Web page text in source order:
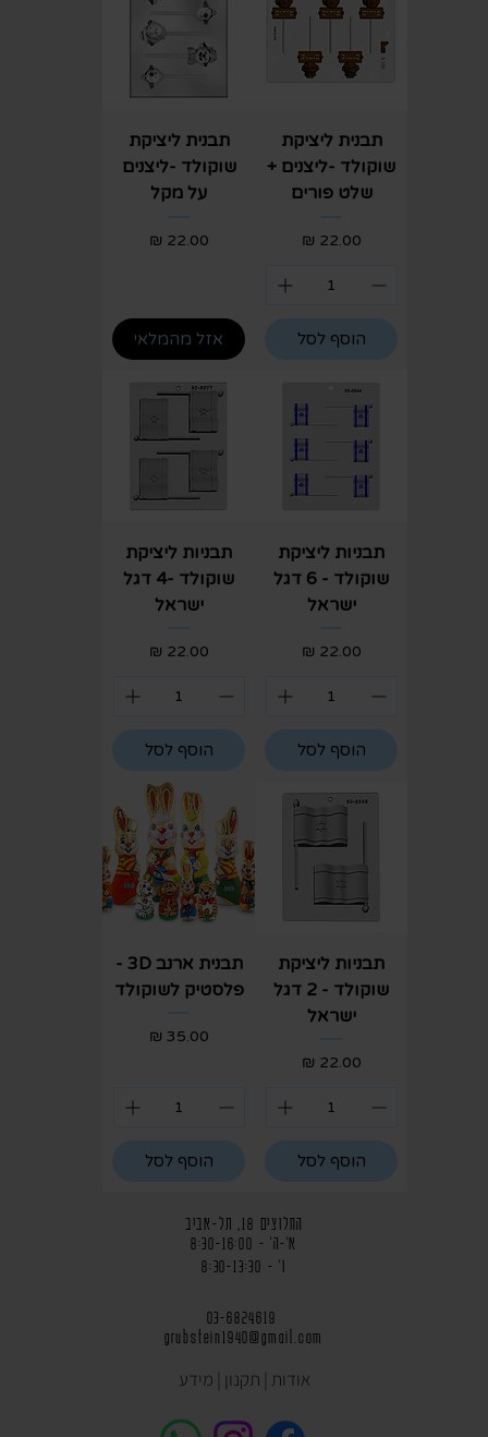
תבנית ליציקת
שוקולד -ליצנים +
שלט פורים
מחיר
הוסף לסל
תבנית ליציקת
שוקולד -ליצנים
על מקל
מחיר
אזל מהמלאי
תבניות ליציקת
שוקולד - 6 דגל
ישראל
מחיר
הוסף לסל
תבניות ליציקת
שוקולד -4 דגל
ישראל
מחיר
הוסף לסל
תבניות ליציקת
שוקולד - 2 דגל
ישראל
מחיר
הוסף לסל
תבנית ארנב 3D -
פלסטיק לשוקולד
מחיר
הוסף לסל
החלוצים 18, תל-אביב
א'-ה' - 8:30-16:00
ו' - 8:30-13:30
03-6824619
grubstein1940@gmail.com
אודות | תקנון | מידע